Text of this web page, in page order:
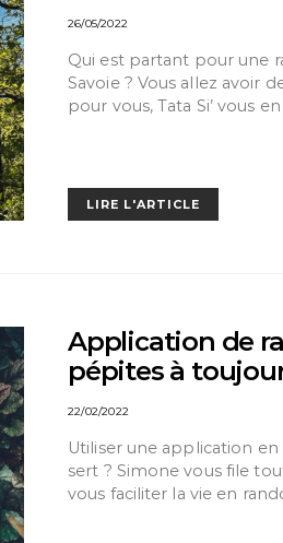
26/05/2022
Qui est partant pour une
Savoie ? Vous allez avoir
pour vous, Tata Si’ vous
LIRE L'ARTICLE
Application de
pépites à
22/02/2022
Utiliser une application
sert ? Simone vous file
vous faciliter la vie en